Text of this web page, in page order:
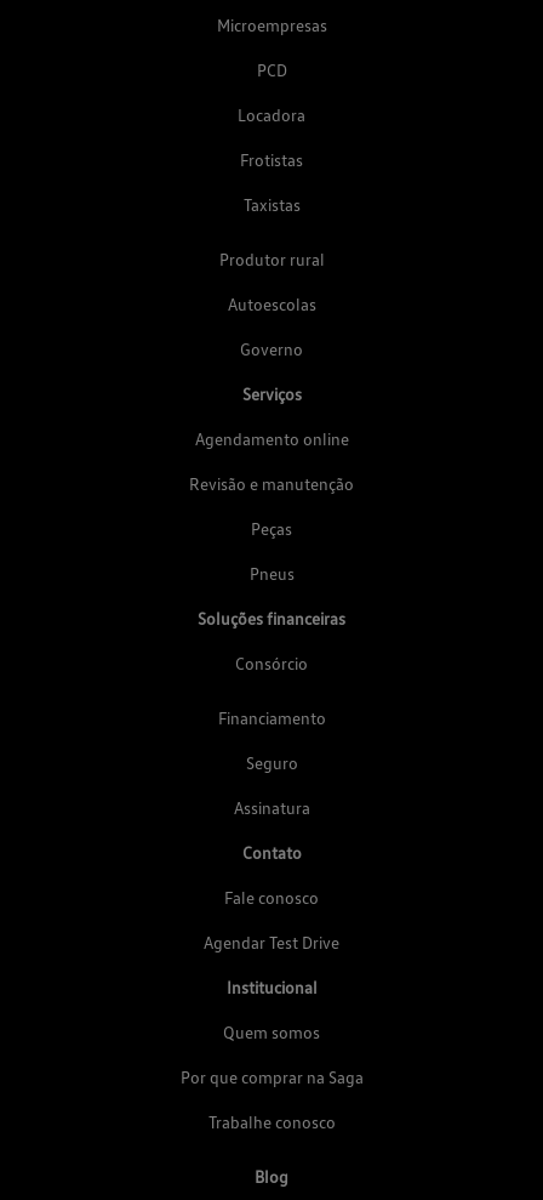
Microempresas
PCD
Locadora
Frotistas
Taxistas
Produtor rural
Autoescolas
Governo
Serviços
Agendamento online
Revisão e manutenção
Peças
Pneus
Soluções financeiras
Consórcio
Financiamento
Seguro
Assinatura
Contato
Fale conosco
Agendar Test Drive
Institucional
Quem somos
Por que comprar na Saga
Trabalhe conosco
Blog